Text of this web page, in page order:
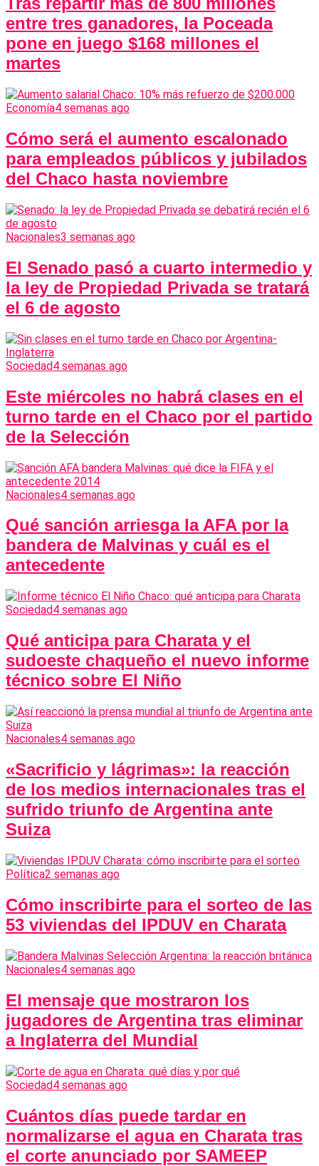
entre tres ganadores, la Poceada
pone en juego $168 millones el
martes
Economía4 semanas ago
Cómo será el aumento escalonado
para empleados públicos y jubilados
del Chaco hasta noviembre
Nacionales3 semanas ago
El Senado pasó a cuarto intermedio y
la ley de Propiedad Privada se tratará
el 6 de agosto
Sociedad4 semanas ago
Este miércoles no habrá clases en el
turno tarde en el Chaco por el partido
de la Selección
Nacionales4 semanas ago
Qué sanción arriesga la AFA por la
bandera de Malvinas y cuál es el
antecedente
Sociedad4 semanas ago
Qué anticipa para Charata y el
sudoeste chaqueño el nuevo informe
técnico sobre El Niño
Nacionales4 semanas ago
«Sacrificio y lágrimas»: la reacción
de los medios internacionales tras el
sufrido triunfo de Argentina ante
Suiza
Política2 semanas ago
Cómo inscribirte para el sorteo de las
53 viviendas del IPDUV en Charata
Nacionales4 semanas ago
El mensaje que mostraron los
jugadores de Argentina tras eliminar
a Inglaterra del Mundial
Sociedad4 semanas ago
Cuántos días puede tardar en
normalizarse el agua en Charata tras
el corte anunciado por SAMEEP